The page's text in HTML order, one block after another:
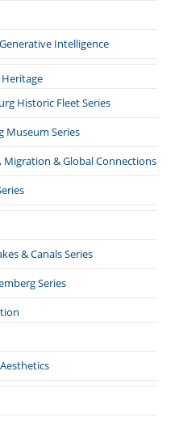
Intelligence
Historic Fleet Series
Museum Series
Migration & Global Connections
& Canals Series
Series